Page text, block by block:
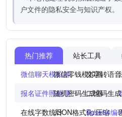
户文件的隐私安全与知识产权。
热门推荐 站长工具
微信聊天模拟器微信零钱模拟器
文字转语
报名证件照处理随机密码生成器
二维码生
在线字数统计JSON格式化/压缩
Base64编